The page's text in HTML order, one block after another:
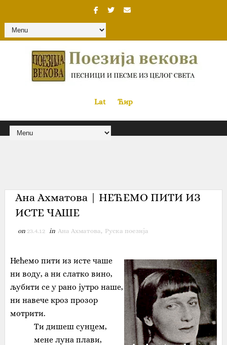
Lat« Ћир
Ана Ахматова‎ | НЕЋЕМО ПИТИ ИЗ
ИСТЕ ЧАШЕ
on 23.4.12 in Ана Ахматова, Руска поезија
Нећемо пити из исте чаше
ни воду, а ни слатко вино,
љубити се у рано јутро наше,
ни навече кроз прозор
мотрити.
Ти дишеш сунцем,
мене луна плави,